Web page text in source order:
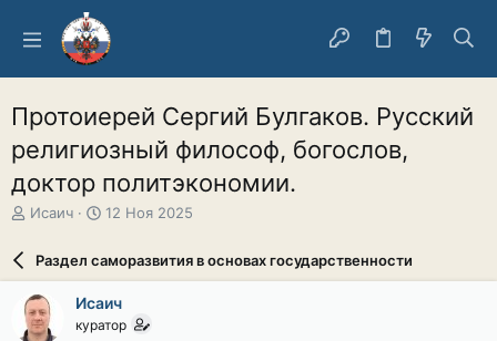
Протоиерей Сергий Булгаков. Русский
религиозный философ, богослов,
доктор политэкономии.
А
о
р
т
е
Исаич
Д
а
а
ч
12 Ноя 2025
Раздел саморазвития в основах государственности
Исаич
куратор